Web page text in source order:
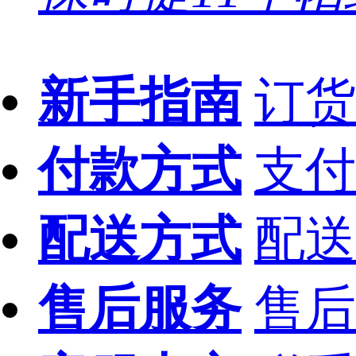
新手指南 订
付款方式 支
配送方式 配
售后服务 售